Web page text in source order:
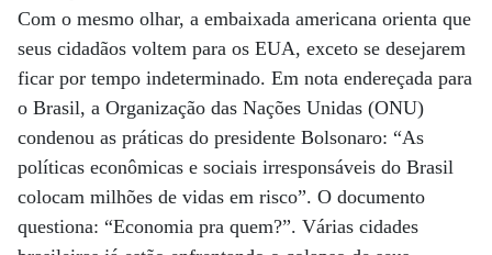
Com o mesmo olhar, a embaixada americana orienta que
seus cidadãos voltem para os EUA, exceto se desejarem
ficar por tempo indeterminado. Em nota endereçada para
o Brasil, a Organização das Nações Unidas (ONU)
condenou as práticas do presidente Bolsonaro: “As
políticas econômicas e sociais irresponsáveis do Brasil
colocam milhões de vidas em risco”. O documento
questiona: “Economia pra quem?”. Várias cidades